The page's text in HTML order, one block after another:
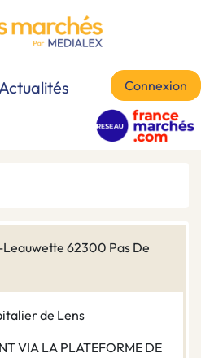
Connexion
62300 Pas De
de Lens
VIA LA PLATEFORME DE